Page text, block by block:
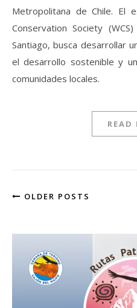
Metropolitana de Chile. El
Conservation Society
Santiago, busca desarrollar
el desarrollo sostenible y
comunidades locales.
READ
OLDER POSTS